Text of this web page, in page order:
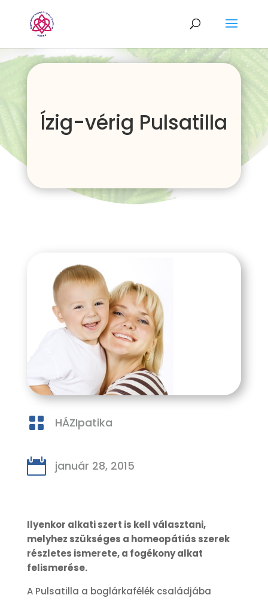
Ízig-vérig Pulsatilla
 HÁZIpatika
 január 28, 2015
Ilyenkor alkati szert is kell választani,
melyhez szükséges a homeopátiás szerek
részletes ismerete, a fogékony alkat
felismerése.
A Pulsatilla a boglárkafélék családjába